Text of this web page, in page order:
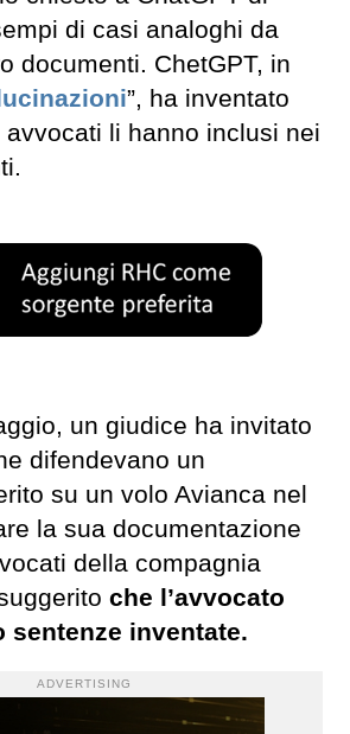
di casi analoghi da
documenti. ChetGPT, in
”, ha inventato
li hanno inclusi nei
un giudice ha invitato
difendevano un
su un volo Avianca nel
la sua documentazione
della compagnia
che l’avvocato
sentenze inventate.
ADVERTISING